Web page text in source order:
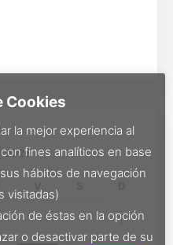
2026
1
Cookies
la mejor experiencia al
fines analíticos en base
hábitos de navegación
visitadas)
de éstas en la opción
o desactivar parte de su